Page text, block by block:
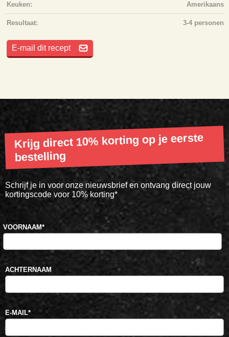
Keuken: Amerikaans
Resultaat: 3-4 personen
E-mail dit recept
Krijg direct 10% korting op je eerste
bestelling
Schrijf je in voor onze nieuwsbrief en ontvang direct jouw
kortingscode voor 10% korting*
VOORNAAM*
ACHTERNAAM
E-MAIL*